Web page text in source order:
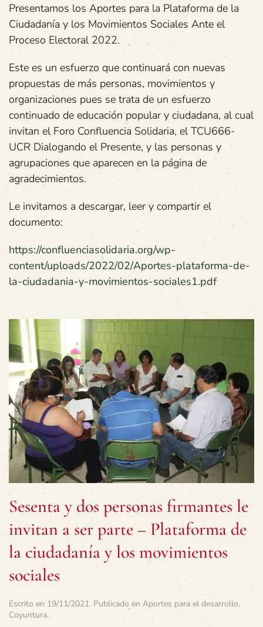
Presentamos los Aportes para la Plataforma de la
Ciudadanía y los Movimientos Sociales Ante el
Proceso Electoral 2022.
Este es un esfuerzo que continuará con nuevas
propuestas de más personas, movimientos y
organizaciones pues se trata de un esfuerzo
continuado de educación popular y ciudadana, al cual
invitan el Foro Confluencia Solidaria, el TCU666-
UCR Dialogando el Presente, y las personas y
agrupaciones que aparecen en la página de
agradecimientos.
Le invitamos a descargar, leer y compartir el
documento:
https://confluenciasolidaria.org/wp-
content/uploads/2022/02/Aportes-plataforma-de-
la-ciudadania-y-movimientos-sociales1.pdf
Sesenta y dos personas firmantes le
invitan a ser parte – Plataforma de
la ciudadanía y los movimientos
sociales
Escrito en 19/11/2021. Publicado en Aportes para el desarrollo,
Coyuntura.